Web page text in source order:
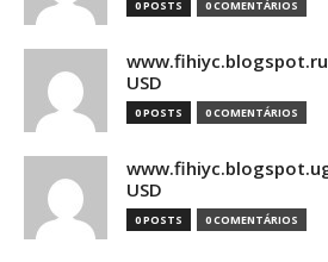
0 POSTS 0 COMENTÁRIOS
www.fihiyc.blogspot.ru
USD
0 POSTS 0 COMENTÁRIOS
www.fihiyc.blogspot.ug
USD
0 POSTS 0 COMENTÁRIOS